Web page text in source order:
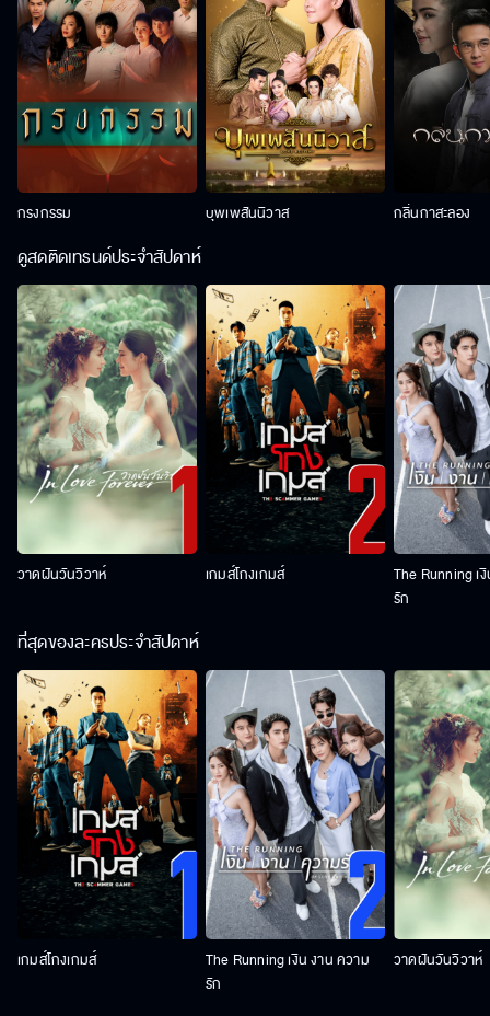
กรงกรรม บุพเพสันนิวาส กลิ่นกาสะลอง
ดูสดติดเทรนด์ประจำสัปดาห์
วาดฝันวันวิวาห์ เกมส์โกงเกมส์
The Running เ
รัก
ที่สุดของละครประจำสัปดาห์
เกมส์โกงเกมส์
The Running เงิน งาน ความ
รัก
วาดฝันวันวิวาห์